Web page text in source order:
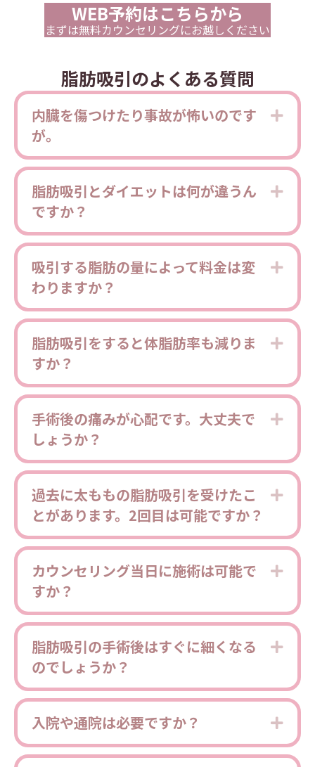
WEB予約はこちらから
まずは無料カウンセリングにお越しください
脂肪吸引のよくある質問
内臓を傷つけたり事故が怖いのです
が。
脂肪吸引とダイエットは何が違うん
ですか？
吸引する脂肪の量によって料金は変
わりますか？
脂肪吸引をすると体脂肪率も減りま
すか？
手術後の痛みが心配です。大丈夫で
しょうか？
過去に太ももの脂肪吸引を受けたこ
とがあります。2回目は可能ですか？
カウンセリング当日に施術は可能で
すか？
脂肪吸引の手術後はすぐに細くなる
のでしょうか？
入院や通院は必要ですか？